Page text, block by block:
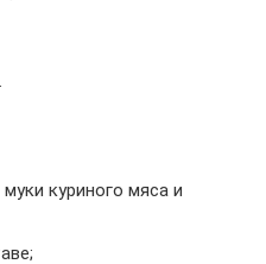
куриного мяса и